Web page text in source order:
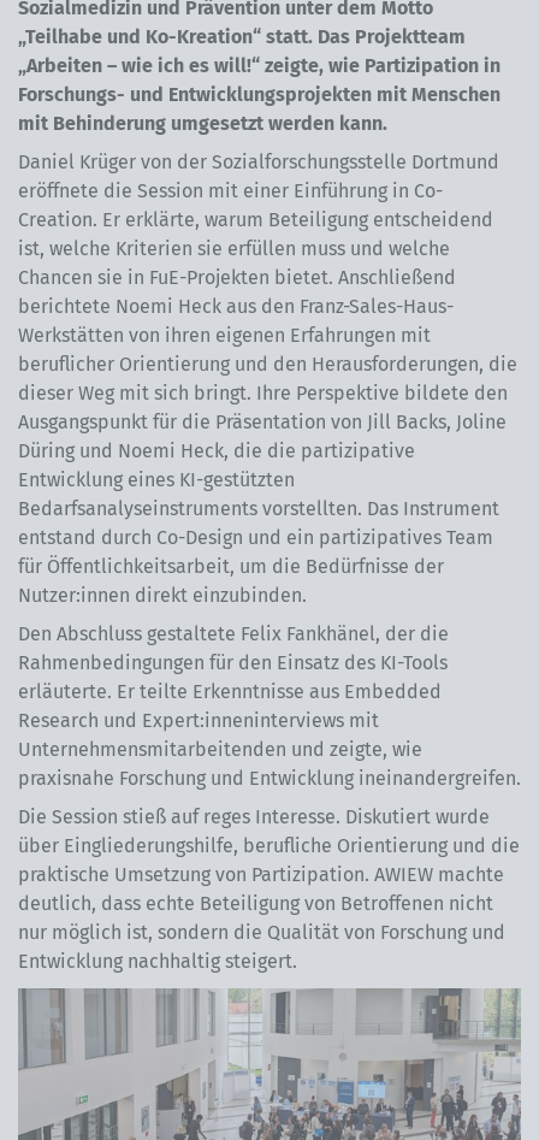
Sozialmedizin und Prävention unter dem Motto
„Teilhabe und Ko-Kreation“ statt. Das Projektteam
„Arbeiten – wie ich es will!“ zeigte, wie Partizipation in
Forschungs- und Entwicklungsprojekten mit Menschen
mit Behinderung umgesetzt werden kann.
Daniel Krüger von der Sozialforschungsstelle Dortmund
eröffnete die Session mit einer Einführung in Co-
Creation. Er erklärte, warum Beteiligung entscheidend
ist, welche Kriterien sie erfüllen muss und welche
Chancen sie in FuE-Projekten bietet. Anschließend
berichtete Noemi Heck aus den Franz-Sales-Haus-
Werkstätten von ihren eigenen Erfahrungen mit
beruflicher Orientierung und den Herausforderungen, die
dieser Weg mit sich bringt. Ihre Perspektive bildete den
Ausgangspunkt für die Präsentation von Jill Backs, Joline
Düring und Noemi Heck, die die partizipative
Entwicklung eines KI-gestützten
Bedarfsanalyseinstruments vorstellten. Das Instrument
entstand durch Co-Design und ein partizipatives Team
für Öffentlichkeitsarbeit, um die Bedürfnisse der
Nutzer:innen direkt einzubinden.
Den Abschluss gestaltete Felix Fankhänel, der die
Rahmenbedingungen für den Einsatz des KI-Tools
erläuterte. Er teilte Erkenntnisse aus Embedded
Research und Expert:inneninterviews mit
Unternehmensmitarbeitenden und zeigte, wie
praxisnahe Forschung und Entwicklung ineinandergreifen.
Die Session stieß auf reges Interesse. Diskutiert wurde
über Eingliederungshilfe, berufliche Orientierung und die
praktische Umsetzung von Partizipation. AWIEW machte
deutlich, dass echte Beteiligung von Betroffenen nicht
nur möglich ist, sondern die Qualität von Forschung und
Entwicklung nachhaltig steigert.